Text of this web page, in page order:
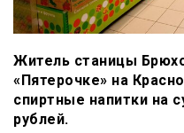
Житель станицы
«Пятерочке» на
спиртные напитки на
рублей.